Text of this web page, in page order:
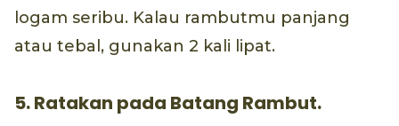
logam seribu. Kalau rambutmu panjang
atau tebal, gunakan 2 kali lipat.
5. Ratakan pada Batang Rambut.